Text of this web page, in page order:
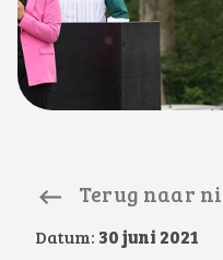
Terug naar
Datum: 30 juni 2021